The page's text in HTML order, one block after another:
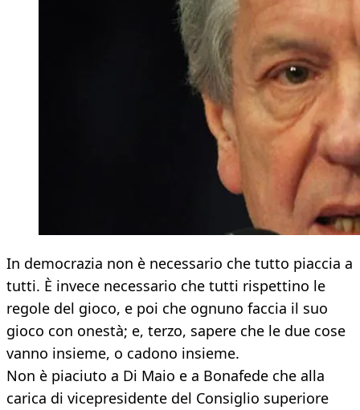
In democrazia non è necessario che tutto piaccia a
tutti. È invece necessario che tutti rispettino le
regole del gioco, e poi che ognuno faccia il suo
gioco con onestà; e, terzo, sapere che le due cose
vanno insieme, o cadono insieme.
Non è piaciuto a Di Maio e a Bonafede che alla
carica di vicepresidente del Consiglio superiore